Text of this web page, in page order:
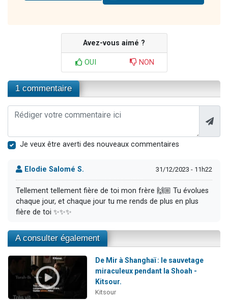
Avez-vous aimé ?
OUI NON
1 commentaire
Je veux être averti des nouveaux commentaires
Elodie Salomé S. 31/12/2023 - 11h22
Tellement tellement fière de toi mon frère 🙌🏼 Tu évolues
chaque jour, et chaque jour tu me rends de plus en plus
fière de toi ✨✨✨
A consulter également
De Mir à Shanghaï : le sauvetage
miraculeux pendant la Shoah -
Kitsour.
Kitsour